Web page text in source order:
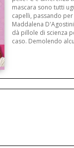
mascara sono tutti
capelli, passando
Maddalena
dà pillole di scienza
caso. Demolendo